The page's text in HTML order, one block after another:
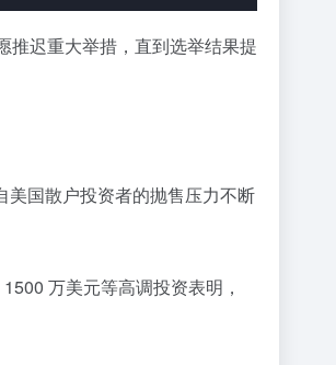
推迟重大举措，直到选举结果提
美国散户投资者的抛售压力不断
万美元等高调投资表明，